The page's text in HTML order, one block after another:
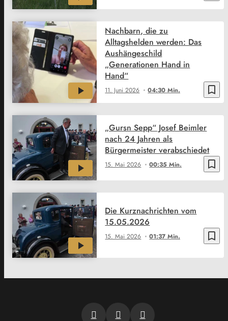
bookmark_border
11. Juni 2026 04:30 Min.
Nachbarn, die zu
Alltagshelden werden: Das
Aushängeschild
„Generationen Hand in
Hand“
bookmark_border
15. Mai 2026 00:35 Min.
„Gursn Sepp“ Josef Beimler
nach 24 Jahren als
Bürgermeister verabschiedet
bookmark_border
15. Mai 2026 01:37 Min.
Die Kurznachrichten vom
15.05.2026